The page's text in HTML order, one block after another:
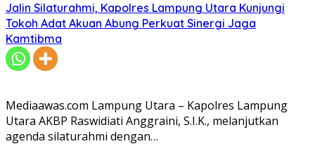
Jalin Silaturahmi, Kapolres Lampung Utara Kunjungi
Tokoh Adat Akuan Abung Perkuat Sinergi Jaga
Kamtibma
Mediaawas.com Lampung Utara – Kapolres Lampung
Utara AKBP Raswidiati Anggraini, S.I.K., melanjutkan
agenda silaturahmi dengan…